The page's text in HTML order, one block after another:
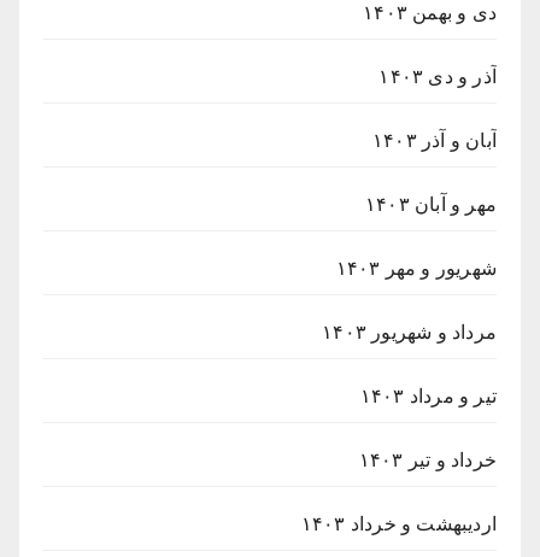
دی و بهمن ۱۴۰۳
آذر و دی ۱۴۰۳
آبان و آذر ۱۴۰۳
مهر و آبان ۱۴۰۳
شهریور و مهر ۱۴۰۳
مرداد و شهریور ۱۴۰۳
تیر و مرداد ۱۴۰۳
خرداد و تیر ۱۴۰۳
اردیبهشت و خرداد ۱۴۰۳